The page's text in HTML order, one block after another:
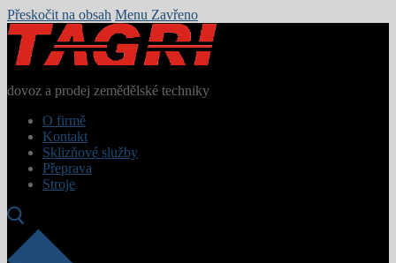
Přeskočit na obsah Menu Zavřeno
dovoz a prodej zemědělské techniky
O firmě
Kontakt
Sklizňové služby
Přeprava
Stroje